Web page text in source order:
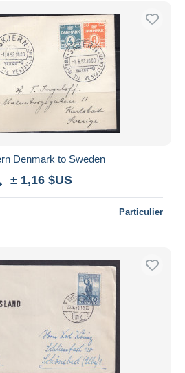
offres
Denmark to Sweden
± 1,16 $US
Particulier